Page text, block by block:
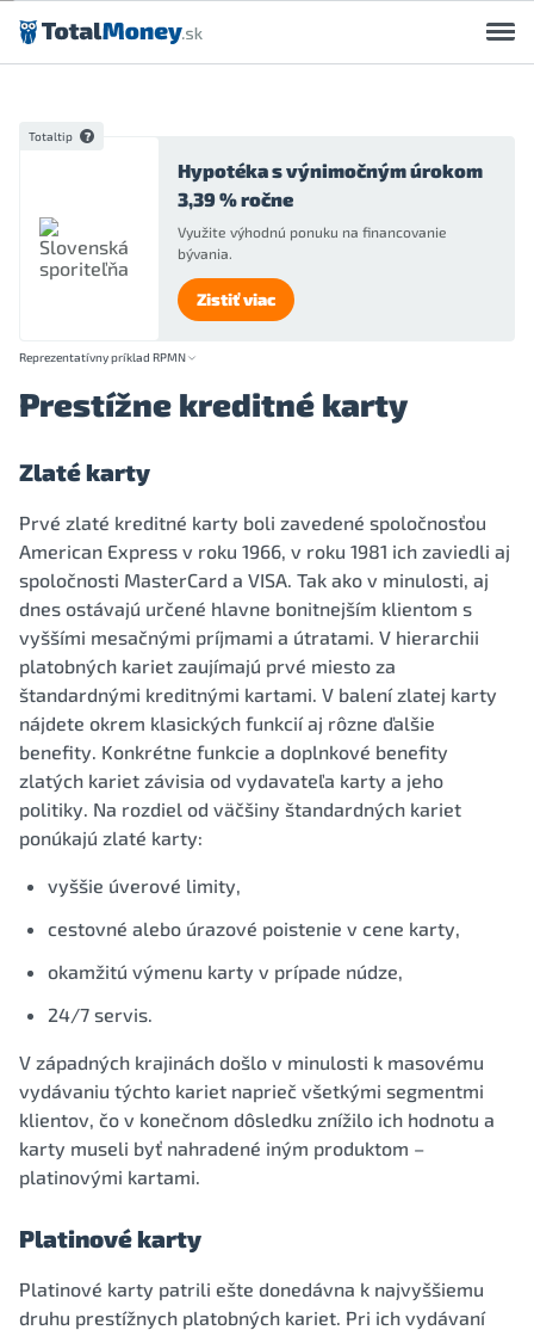
Preskočiť na obsah
Totaltip
Hypotéka s výnimočným úrokom
3,39 % ročne
Využite výhodnú ponuku na financovanie
bývania.
Zistiť viac
Reprezentatívny príklad RPMN
Prestížne kreditné karty
Zlaté karty
Prvé zlaté kreditné karty boli zavedené spoločnosťou
American Express v roku 1966, v roku 1981 ich zaviedli aj
spoločnosti MasterCard a VISA. Tak ako v minulosti, aj
dnes ostávajú určené hlavne bonitnejším klientom s
vyššími mesačnými príjmami a útratami. V hierarchii
platobných kariet zaujímajú prvé miesto za
štandardnými kreditnými kartami. V balení zlatej karty
nájdete okrem klasických funkcií aj rôzne ďalšie
benefity. Konkrétne funkcie a doplnkové benefity
zlatých kariet závisia od vydavateľa karty a jeho
politiky. Na rozdiel od väčšiny štandardných kariet
ponúkajú zlaté karty:
vyššie úverové limity,
cestovné alebo úrazové poistenie v cene karty,
okamžitú výmenu karty v prípade núdze,
24/7 servis.
V západných krajinách došlo v minulosti k masovému
vydávaniu týchto kariet naprieč všetkými segmentmi
klientov, čo v konečnom dôsledku znížilo ich hodnotu a
karty museli byť nahradené iným produktom –
platinovými kartami.
Platinové karty
Platinové karty patrili ešte donedávna k najvyššiemu
druhu prestížnych platobných kariet. Pri ich vydávaní